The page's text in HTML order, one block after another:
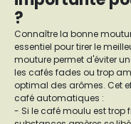
?
Connaître la bonne
essentiel pour tirer le
mouture permet d'éviter
les cafés fades ou trop
optimal des arômes. Cet
café automatiques :
- Si le café moulu est trop